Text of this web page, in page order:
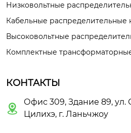
Низковольтные
Кабельные распределительные
Высоковольтные
Комплектные
КОНТАКТЫ

Офис 309, Здание 89, ул.
Цилихэ, г. Ланьчжоу